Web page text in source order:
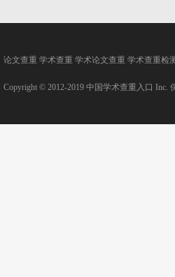
论文查重 学术查重 学术论文查重 学术查重检测
Copyright © 2012-2019 中国学术查重入口 Inc.